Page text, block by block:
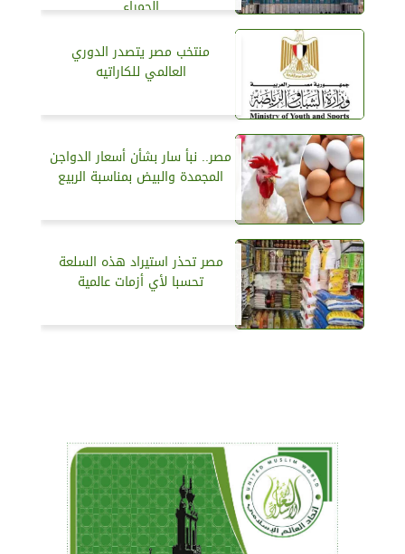
الحمراء
منتخب مصر يتصدر الدوري
العالمي للكاراتيه
مصر.. نبأ سار بشأن أسعار الدواجن
المجمدة والبيض بمناسبة الربيع
مصر تحذر استيراد هذه السلعة
تحسبا لأي أزمات عالمية